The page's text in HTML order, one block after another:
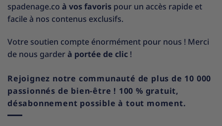
spadenage.co à vos favoris pour un accès rapide et
facile à nos contenus exclusifs.
Votre soutien compte énormément pour nous ! Merci
de nous garderà portée de clic !
Rejoignez notre communauté de plus de 10 000
passionnés de bien-être ! 100 % gratuit,
désabonnement possible à tout moment.